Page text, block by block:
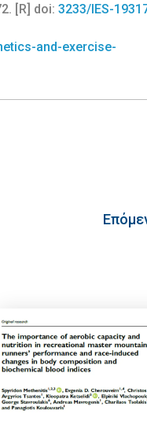
[R] doi: 3233/IES-
and-exercise-